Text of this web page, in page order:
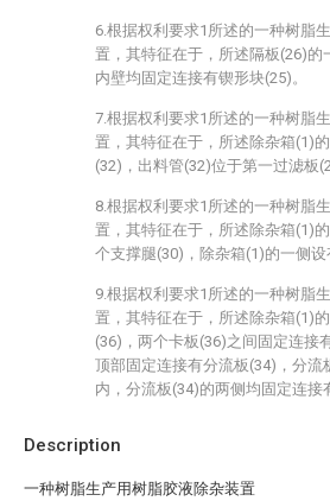
Description
一种树脂生产用树脂胶液除杂装置
6.根据权利要求1所述的一种树脂
置，其特征在于，所述隔板(26)的
内壁均固定连接有锲形块(25)。
7.根据权利要求1所述的一种树脂
置，其特征在于，所述除杂箱(1)
(32)，出料管(32)位于第一过滤板
8.根据权利要求1所述的一种树脂
置，其特征在于，所述除杂箱(1)
个支撑腿(30)，除杂箱(1)的一侧设
9.根据权利要求1所述的一种树脂
置，其特征在于，所述除杂箱(1)
(36)，两个卡板(36)之间固定连接
顶部固定连接有分流板(34)，分流
内，分流板(34)的两侧均固定连接